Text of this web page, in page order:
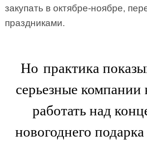
закупать в октябре-ноябре,
праздниками.
Но практика
серьезные
работать над
новогоднего